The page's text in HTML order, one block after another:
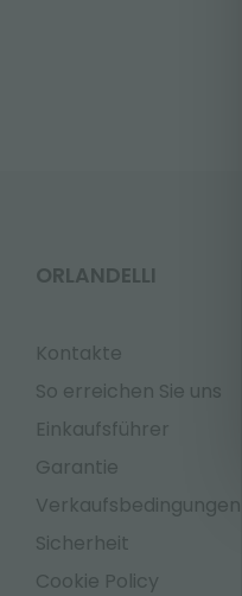
ORLANDELLI
Kontakte
So erreichen Sie uns
Einkaufsführer
Garantie
Verkaufsbedingungen
Sicherheit
Cookie Policy